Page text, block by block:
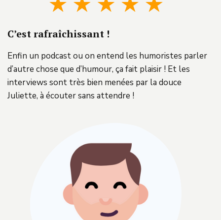
C’est rafraîchissant !
Enfin un podcast ou on entend les humoristes parler
d’autre chose que d’humour, ça fait plaisir ! Et les
interviews sont très bien menées par la douce
Juliette, à écouter sans attendre !